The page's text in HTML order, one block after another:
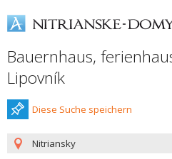
Bauernhaus,
Lipovník
Diese Suche speichern
Nitriansky